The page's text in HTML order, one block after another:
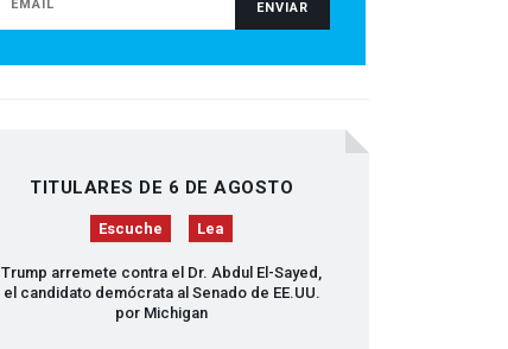
TITULARES DE 6 DE AGOSTO
Escuche Lea
Trump arremete contra el Dr. Abdul El-Sayed,
el candidato demócrata al Senado de EE.UU.
por Michigan